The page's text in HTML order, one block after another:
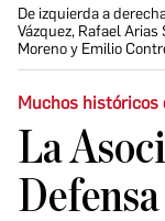
De izquierda a
Vázquez, Rafael
Moreno y Emilio
Muchos históricos
La